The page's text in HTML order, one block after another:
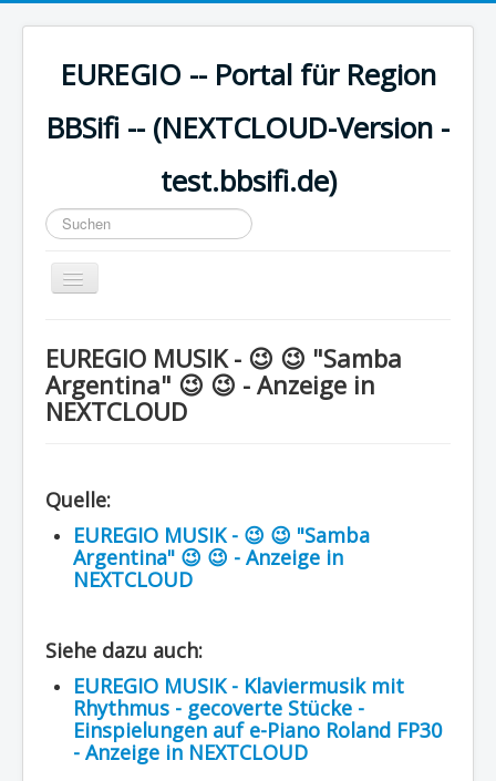
EUREGIO -- Portal für Region
BBSifi -- (NEXTCLOUD-Version -
test.bbsifi.de)
Suchen
...
Navigation
an/aus
H A U P T M E N Ü
EUREGIO - Inhalte
Verlag
EUREGIO MUSIK - 😉 😉 "Samba
Argentina" 😉 😉 - Anzeige in
NEXTCLOUD
Quelle:
EUREGIO MUSIK - 😉 😉 "Samba
Argentina" 😉 😉 - Anzeige in
NEXTCLOUD
Siehe dazu auch:
EUREGIO MUSIK - Klaviermusik mit
Rhythmus - gecoverte Stücke -
Einspielungen auf e-Piano Roland FP30
- Anzeige in NEXTCLOUD